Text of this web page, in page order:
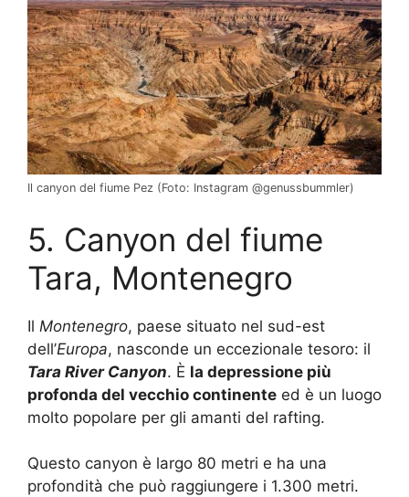
Il canyon del fiume Pez (Foto: Instagram @genussbummler)
5. Canyon del fiume
Tara, Montenegro
Il Montenegro, paese situato nel sud-est
dell’Europa, nasconde un eccezionale tesoro: il
Tara River Canyon. È la depressione più
profonda del vecchio continente ed è un luogo
molto popolare per gli amanti del rafting.
Questo canyon è largo 80 metri e ha una
profondità che può raggiungere i 1.300 metri.